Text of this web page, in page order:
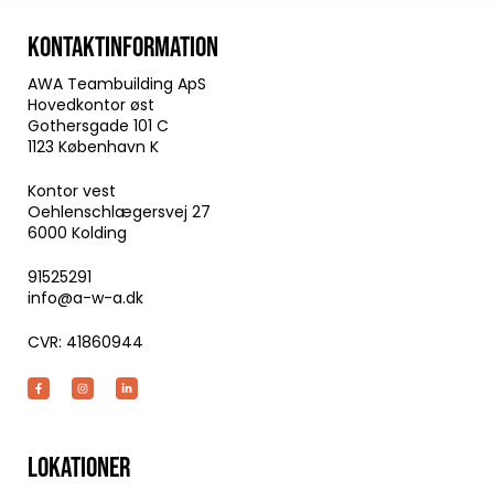
KONTAKTINFORMATION
AWA Teambuilding ApS
Hovedkontor øst
Gothersgade 101 C
1123 København K
Kontor vest
Oehlenschlægersvej 27
6000 Kolding
91525291
info@a-w-a.dk
CVR: 41860944
LOKATIONER